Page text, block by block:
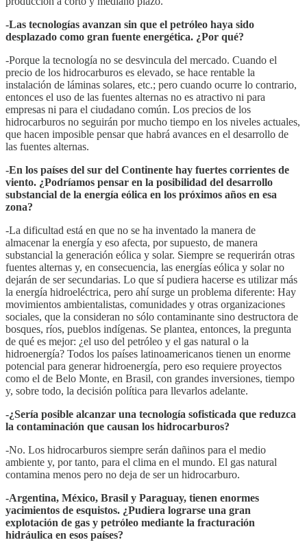
-Las tecnologías avanzan sin que el petróleo haya sido
desplazado como gran fuente energética. ¿Por qué?
-Porque la tecnología no se desvincula del mercado. Cuando el
precio de los hidrocarburos es elevado, se hace rentable la
instalación de láminas solares, etc.; pero cuando ocurre lo contrario,
entonces el uso de las fuentes alternas no es atractivo ni para
empresas ni para el ciudadano común. Los precios de los
hidrocarburos no seguirán por mucho tiempo en los niveles actuales,
que hacen imposible pensar que habrá avances en el desarrollo de
las fuentes alternas.
-En los países del sur del Continente hay fuertes corrientes de
viento. ¿Podríamos pensar en la posibilidad del desarrollo
substancial de la energía eólica en los próximos años en esa
zona?
-La dificultad está en que no se ha inventado la manera de
almacenar la energía y eso afecta, por supuesto, de manera
substancial la generación eólica y solar. Siempre se requerirán otras
fuentes alternas y, en consecuencia, las energías eólica y solar no
dejarán de ser secundarias. Lo que sí pudiera hacerse es utilizar más
la energía hidroeléctrica, pero ahí surge un problema diferente: Hay
movimientos ambientalistas, comunidades y otras organizaciones
sociales, que la consideran no sólo contaminante sino destructora de
bosques, ríos, pueblos indígenas. Se plantea, entonces, la pregunta
de qué es mejor: ¿el uso del petróleo y el gas natural o la
hidroenergía? Todos los países latinoamericanos tienen un enorme
potencial para generar hidroenergía, pero eso requiere proyectos
como el de Belo Monte, en Brasil, con grandes inversiones, tiempo
y, sobre todo, la decisión política para llevarlos adelante.
-¿Sería posible alcanzar una tecnología sofisticada que reduzca
la contaminación que causan los hidrocarburos?
-No. Los hidrocarburos siempre serán dañinos para el medio
ambiente y, por tanto, para el clima en el mundo. El gas natural
contamina menos pero no deja de ser un hidrocarburo.
-Argentina, México, Brasil y Paraguay, tienen enormes
yacimientos de esquistos. ¿Pudiera lograrse una gran
explotación de gas y petróleo mediante la fracturación
hidráulica en esos países?